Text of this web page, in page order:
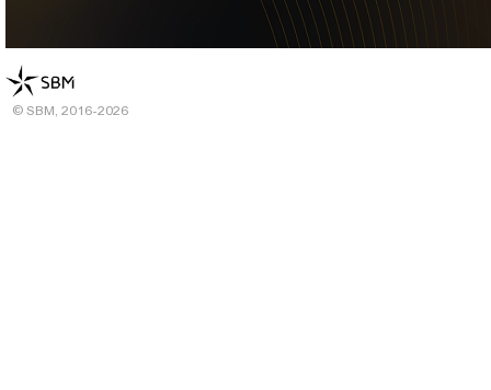
© SBM, 2016-2026